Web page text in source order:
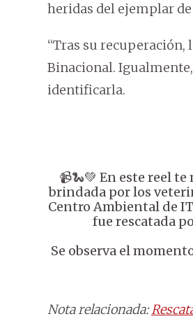
heridas del ejemplar de
“Tras su recuperación,
Binacional.
identificarla.
📹🐍💚 En este reel
brindada por los
Centro Ambiental de
fue rescatada
Se observa el
Nota relacionada: